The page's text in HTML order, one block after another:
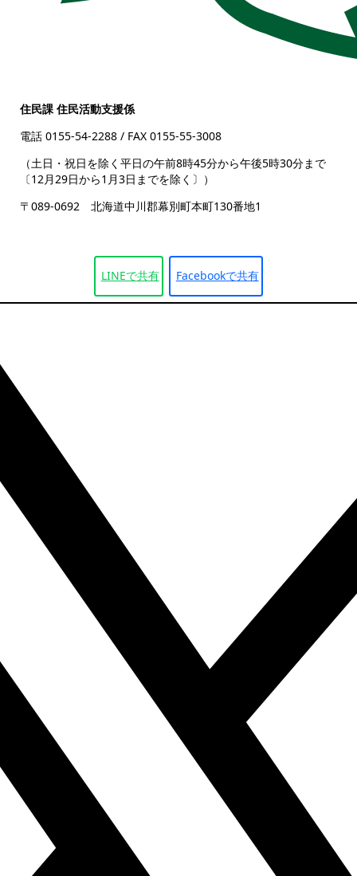
住民課 住民活動支援係
電話 0155-54-2288 / FAX 0155-55-3008
（土日・祝日を除く平日の午前8時45分から午後5時30分まで
〔12月29日から1月3日までを除く〕）
〒089-0692 北海道中川郡幕別町本町130番地1
LINEで共有 Facebookで共有